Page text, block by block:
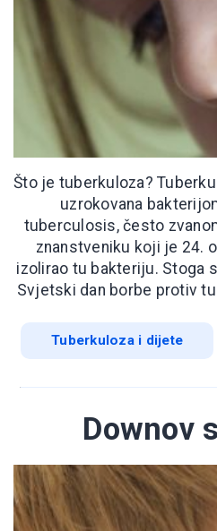
Što je tuberkuloza?
uzrokovana
tuberculosis, često
znanstveniku koji je 24.
izolirao tu bakteriju. Stoga
Svjetski dan borbe protiv
Tuberkuloza i dijete
Downov